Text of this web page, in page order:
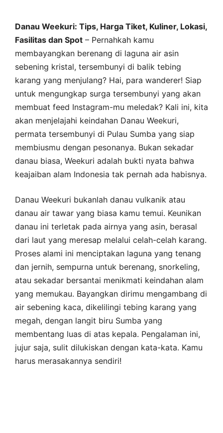
Danau Weekuri: Tips, Harga Tiket, Kuliner, Lokasi,
Fasilitas dan Spot – Pernahkah kamu
membayangkan berenang di laguna air asin
sebening kristal, tersembunyi di balik tebing
karang yang menjulang? Hai, para wanderer! Siap
untuk mengungkap surga tersembunyi yang akan
membuat feed Instagram-mu meledak? Kali ini, kita
akan menjelajahi keindahan Danau Weekuri,
permata tersembunyi di Pulau Sumba yang siap
membiusmu dengan pesonanya. Bukan sekadar
danau biasa, Weekuri adalah bukti nyata bahwa
keajaiban alam Indonesia tak pernah ada habisnya.
Danau Weekuri bukanlah danau vulkanik atau
danau air tawar yang biasa kamu temui. Keunikan
danau ini terletak pada airnya yang asin, berasal
dari laut yang meresap melalui celah-celah karang.
Proses alami ini menciptakan laguna yang tenang
dan jernih, sempurna untuk berenang, snorkeling,
atau sekadar bersantai menikmati keindahan alam
yang memukau. Bayangkan dirimu mengambang di
air sebening kaca, dikelilingi tebing karang yang
megah, dengan langit biru Sumba yang
membentang luas di atas kepala. Pengalaman ini,
jujur saja, sulit dilukiskan dengan kata-kata. Kamu
harus merasakannya sendiri!